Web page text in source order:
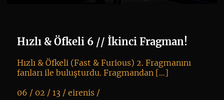
Hızlı & Öfkeli 6 // İkinci Fragman!
Hızlı & Öfkeli (Fast & Furious) 2. Fragmanını
fanları ile buluşturdu. Fragmandan […]
06 / 02 / 13 / eirenis /